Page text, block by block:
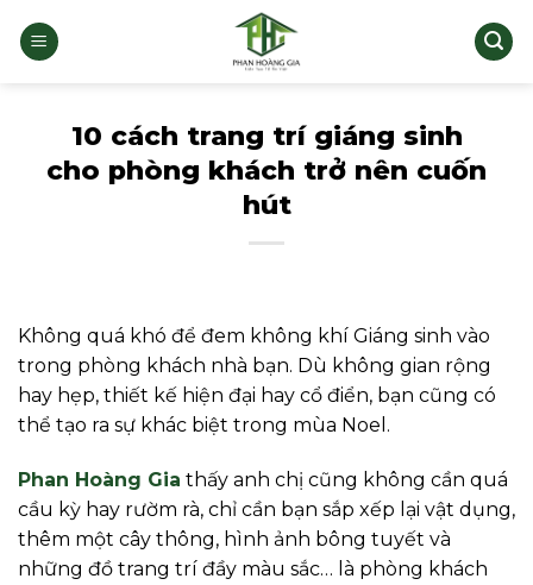
qua
10 cách trang trí giáng sinh
cho phòng khách trở nên cuốn
hút
Không quá khó để đem không khí Giáng sinh vào
trong phòng khách nhà bạn. Dù không gian rộng
hay hẹp, thiết kế hiện đại hay cổ điển, bạn cũng có
thể tạo ra sự khác biệt trong mùa Noel.
Phan Hoàng Gia thấy anh chị cũng không cần quá
cầu kỳ hay rườm rà, chỉ cần bạn sắp xếp lại vật dụng,
thêm một cây thông, hình ảnh bông tuyết và
những đồ trang trí đầy màu sắc… là phòng khách